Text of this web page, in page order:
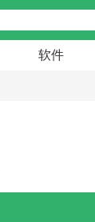
软件